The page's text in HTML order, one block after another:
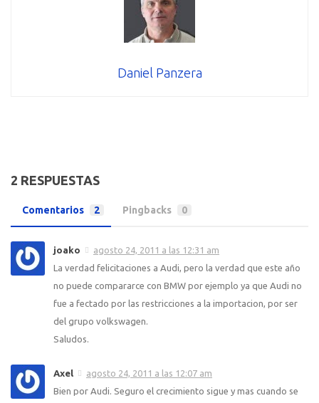
Daniel Panzera
2 RESPUESTAS
Comentarios 2 Pingbacks 0
joako
agosto 24, 2011 a las 12:31 am
La verdad felicitaciones a Audi, pero la verdad que este año
no puede compararce con BMW por ejemplo ya que Audi no
fue a fectado por las restricciones a la importacion, por ser
del grupo volkswagen.
Saludos.
Axel
agosto 24, 2011 a las 12:07 am
Bien por Audi. Seguro el crecimiento sigue y mas cuando se